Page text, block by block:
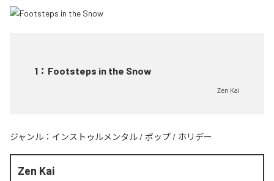
1 ： Footsteps in the Snow
Zen Kai
ジャンル： インストゥルメンタル / ポップ / ホリデー
Zen Kai